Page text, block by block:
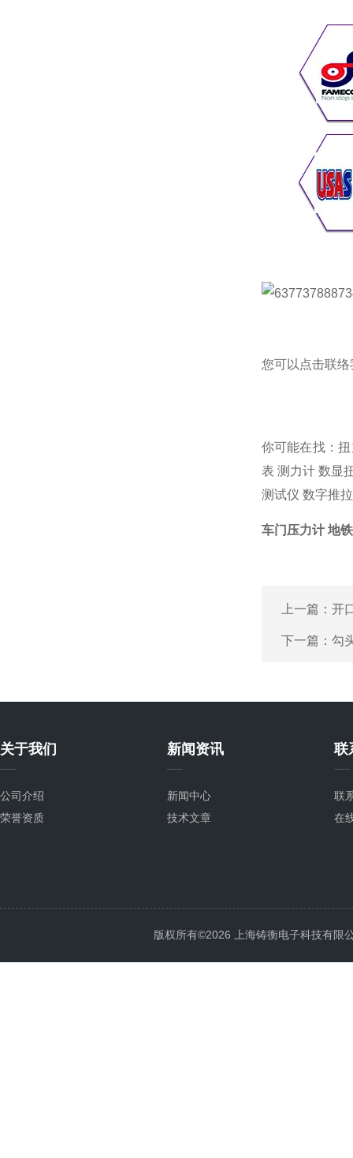
您可以点击联络
你可能在找：
表 测力计 数显
测试仪 数字推
车门压力计 地
上一篇： 开
下一篇： 勾
关于我们
公司介绍
荣誉资质
新闻资讯
新闻中心
技术文章
联
联
在
版权所有©2026 上海铸衡电子科技有